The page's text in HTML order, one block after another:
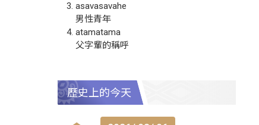
asavasavahe
男性青年
atamatama
父字輩的稱呼
歷史上的今天